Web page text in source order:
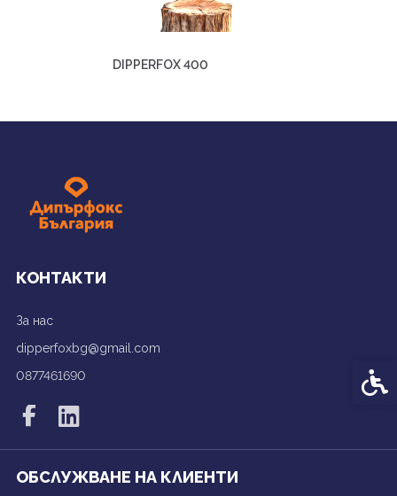
DIPPERFOX 400
КОНТАКТИ
За нас
dipperfoxbg@gmail.com
0877461690
ОБСЛУЖВАНЕ НА КЛИЕНТИ